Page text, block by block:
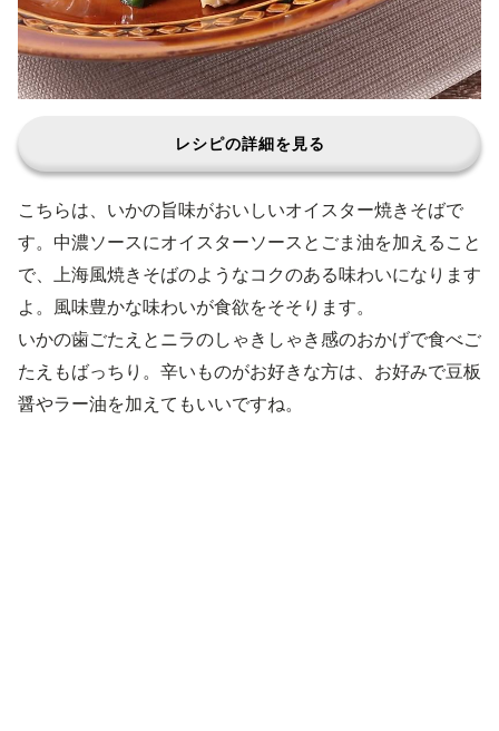
レシピの詳細を見る
こちらは、いかの旨味がおいしいオイスター焼きそばで
す。中濃ソースにオイスターソースとごま油を加えること
で、上海風焼きそばのようなコクのある味わいになります
よ。風味豊かな味わいが食欲をそそります。
いかの歯ごたえとニラのしゃきしゃき感のおかげで食べご
たえもばっちり。辛いものがお好きな方は、お好みで豆板
醤やラー油を加えてもいいですね。